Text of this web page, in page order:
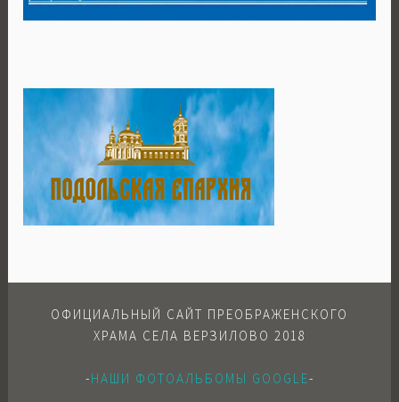
ОФИЦИАЛЬНЫЙ САЙТ ПРЕОБРАЖЕНСКОГО
ХРАМА СЕЛА ВЕРЗИЛОВО 2018
-НАШИ ФОТОАЛЬБОМЫ GOOGLE-